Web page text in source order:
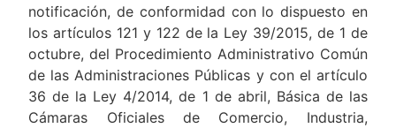
notificación, de conformidad con lo dispuesto en
los artículos 121 y 122 de la Ley 39/2015, de 1 de
octubre, del Procedimiento Administrativo Común
de las Administraciones Públicas y con el artículo
36 de la Ley 4/2014, de 1 de abril, Básica de las
Cámaras Oficiales de Comercio, Industria,